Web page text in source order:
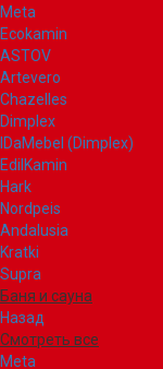
Meta
Ecokamin
ASTOV
Artevero
Chazelles
Dimplex
IDaMebel (Dimplex)
EdilKamin
Hark
Nordpeis
Andalusia
Kratki
Supra
Баня и сауна
Назад
Смотреть все
Meta